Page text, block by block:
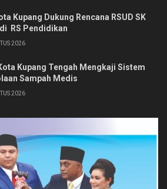
Kupang Dukung Rencana RSUD SK
RS Pendidikan
2026
Kupang Tengah Mengkaji Sistem
Sampah Medis
2026